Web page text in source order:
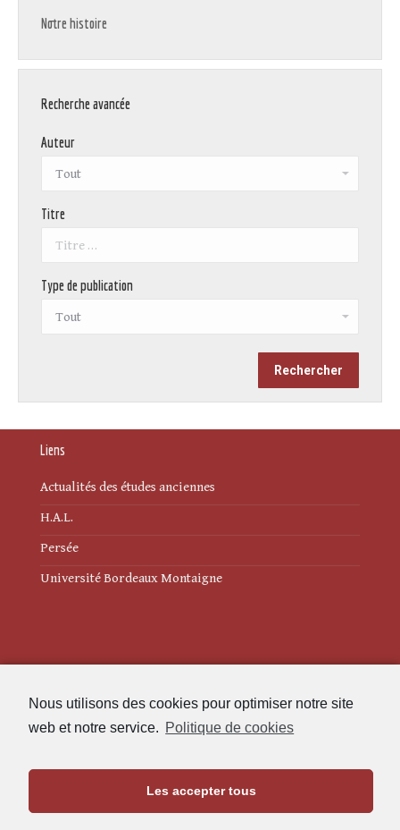
Nous utilisons des cookies pour optimiser notre site
web et notre service. Politique de cookies
Les accepter tous
Notre histoire
Recherche avancée
Auteur
Titre
Type de publication
Liens
Actualités des études anciennes
H.A.L.
Persée
Université Bordeaux Montaigne
Politique de cookies (UE)
Maison de l'Archéologie